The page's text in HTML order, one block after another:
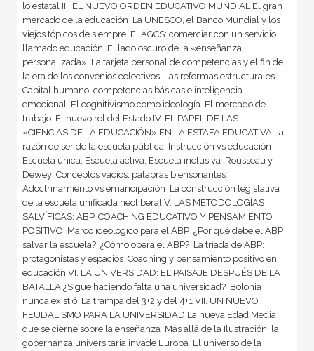
lo estatal III. EL NUEVO ORDEN EDUCATIVO MUNDIAL El gran
mercado de la educación  La UNESCO, el Banco Mundial y los
viejos tópicos de siempre  El AGCS: comerciar con un servicio
llamado educación  El lado oscuro de la «enseñanza
personalizada». La tarjeta personal de competencias y el fin de
la era de los convenios colectivos  Las reformas estructurales 
Capital humano, competencias básicas e inteligencia
emocional  El cognitivismo como ideología  El mercado de
trabajo  El nuevo rol del Estado IV. EL PAPEL DE LAS
«CIENCIAS DE LA EDUCACIÓN» EN LA ESTAFA EDUCATIVA La
razón de ser de la escuela pública  Instrucción vs educación 
Escuela única, Escuela activa, Escuela inclusiva  Rousseau y
Dewey  Conceptos vacíos, palabras biensonantes 
Adoctrinamiento vs emancipación  La construcción legislativa
de la escuela unificada neoliberal V. LAS METODOLOGÍAS
SALVÍFICAS: ABP, COACHING EDUCATIVO Y PENSAMIENTO
POSITIVO. Marco ideológico para el ABP  ¿Por qué debe el ABP
salvar la escuela?  ¿Cómo opera el ABP?  La tríada de ABP:
protagonistas y espacios  Coaching y pensamiento positivo en
educación VI. LA UNIVERSIDAD: EL PAISAJE DESPUÉS DE LA
BATALLA ¿Sigue haciendo falta una universidad?  Bolonia
nunca existió  La trampa del 3+2 y del 4+1 VII. UN NUEVO
FEUDALISMO PARA LA UNIVERSIDAD La nueva Edad Media
que se cierne sobre la enseñanza  Más allá de la Ilustración: la
gobernanza universitaria invade Europa  El universo de la